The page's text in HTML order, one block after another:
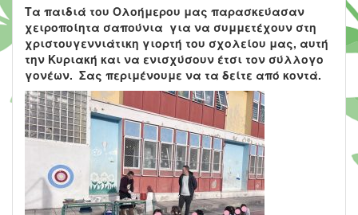
Τα παιδιά του Ολοήμερου μας παρασκεύασαν
χειροποίητα σαπούνια για να συμμετέχουν στη
χριστουγεννιάτικη γιορτή του σχολείου μας, αυτή
την Κυριακή και να ενισχύσουν έτσι τον σύλλογο
γονέων. Σας περιμένουμε να τα δείτε από κοντά.